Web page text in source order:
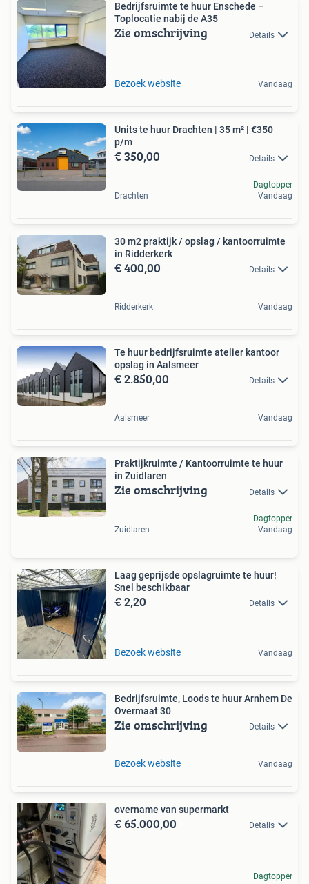
Bedrijfsruimte te huur Enschede –
Toplocatie nabij de A35
Zie omschrijving Details
Bezoek website Vandaag
Units te huur Drachten | 35 m² | €350
p/m
€ 350,00 Details
Drachten
Dagtopper
Vandaag
30 m2 praktijk / opslag / kantoorruimte
in Ridderkerk
€ 400,00 Details
Ridderkerk Vandaag
Te huur bedrijfsruimte atelier kantoor
opslag in Aalsmeer
€ 2.850,00 Details
Aalsmeer Vandaag
Praktijkruimte / Kantoorruimte te huur
in Zuidlaren
Zie omschrijving Details
Zuidlaren
Dagtopper
Vandaag
Laag geprijsde opslagruimte te huur!
Snel beschikbaar
€ 2,20 Details
Bezoek website Vandaag
Bedrijfsruimte, Loods te huur Arnhem De
Overmaat 30
Zie omschrijving Details
Bezoek website Vandaag
overname van supermarkt
€ 65.000,00 Details
Dagtopper